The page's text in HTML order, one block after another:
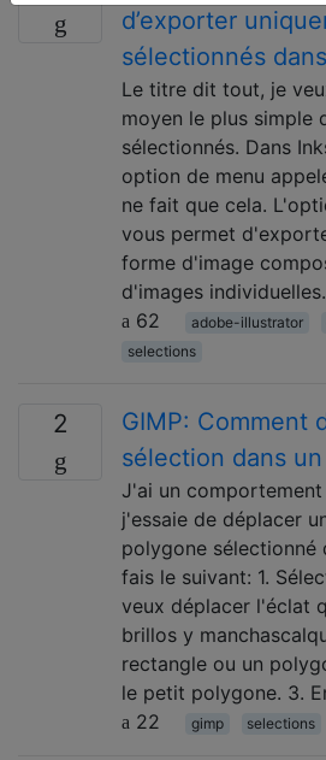
d’exporter
sélectionnés
Le titre dit tout, je
moyen le plus simple
sélectionnés. Dans
option de menu
ne fait que cela.
vous permet
forme d'image
d'images
62
adobe-illustrator
selections
2
GIMP: Comment
sélection dans
J'ai un
j'essaie de déplacer
polygone sélectionné
fais le suivant: 1.
veux déplacer l'éclat
brillos y
rectangle ou un
le petit polygone. 3.
22
gimp selections